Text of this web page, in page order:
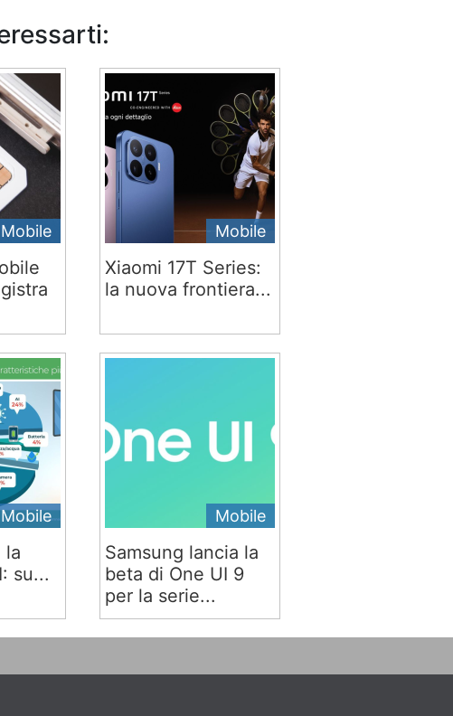
Mobile Mobile
Xiaomi 17T Series:
la nuova frontiera...
Mobile
la
su...
Mobile
Samsung lancia la
beta di One UI 9
per la serie...